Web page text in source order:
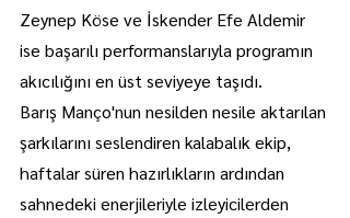
Zeynep Köse ve İskender Efe Aldemir
ise başarılı performanslarıyla programın
akıcılığını en üst seviyeye taşıdı.
Barış Manço'nun nesilden nesile aktarılan
şarkılarını seslendiren kalabalık ekip,
haftalar süren hazırlıkların ardından
sahnedeki enerjileriyle izleyicilerden